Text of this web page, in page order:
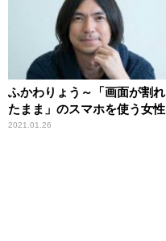
ふかわりょう～「画面が割れ
たまま」のスマホを使う女性
2021.01.26